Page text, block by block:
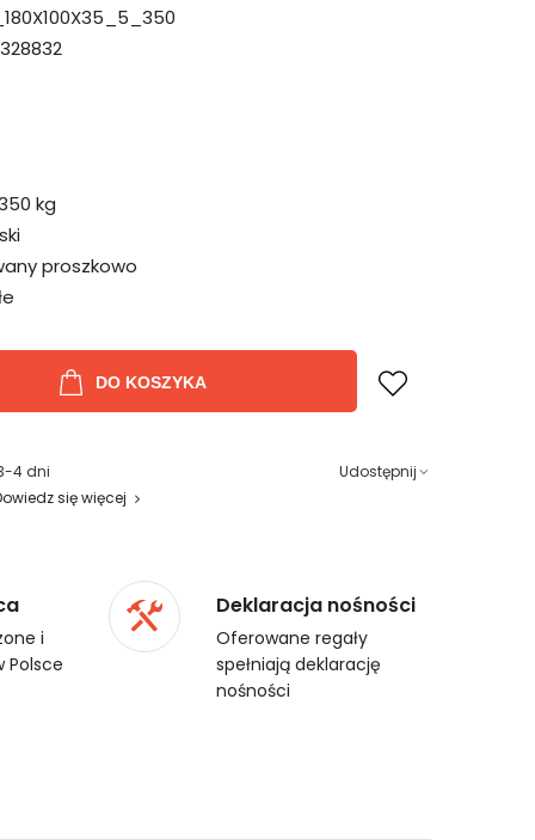
kg
proszkowo
DO KOSZYKA
4 dni
się więcej
Udostępnij
i
Polsce
Deklaracja nośności
Oferowane regały
spełniają deklarację
nośności